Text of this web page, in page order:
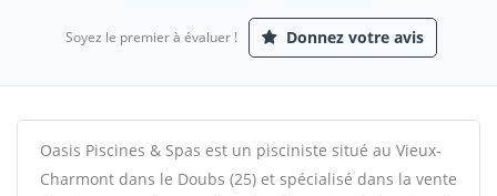
Soyez le premier à évaluer ! Donnez votre avis
Oasis Piscines & Spas est un pisciniste situé au Vieux-
Charmont dans le Doubs (25) et spécialisé dans la vente